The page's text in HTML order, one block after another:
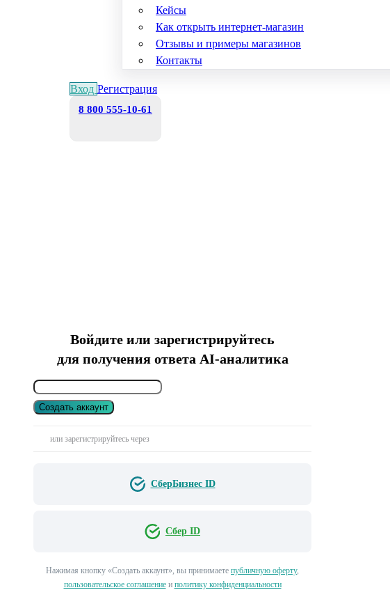
Кейсы
Как открыть интернет-магазин
Отзывы и примеры магазинов
Контакты
Вход Регистрация
8 800 555-10-61
Войдите или зарегистрируйтесь
для получения ответа AI-аналитика
Создать аккаунт
или зарегистрируйтесь через
СберБизнес ID
Сбер ID
Нажимая кнопку «Создать аккаунт», вы принимаете публичную оферту,
пользовательское соглашениеи политику конфиденциальности